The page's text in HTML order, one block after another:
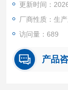
奶中个营养成分
更新时间：
厂商性质：生
访问量：689
产品